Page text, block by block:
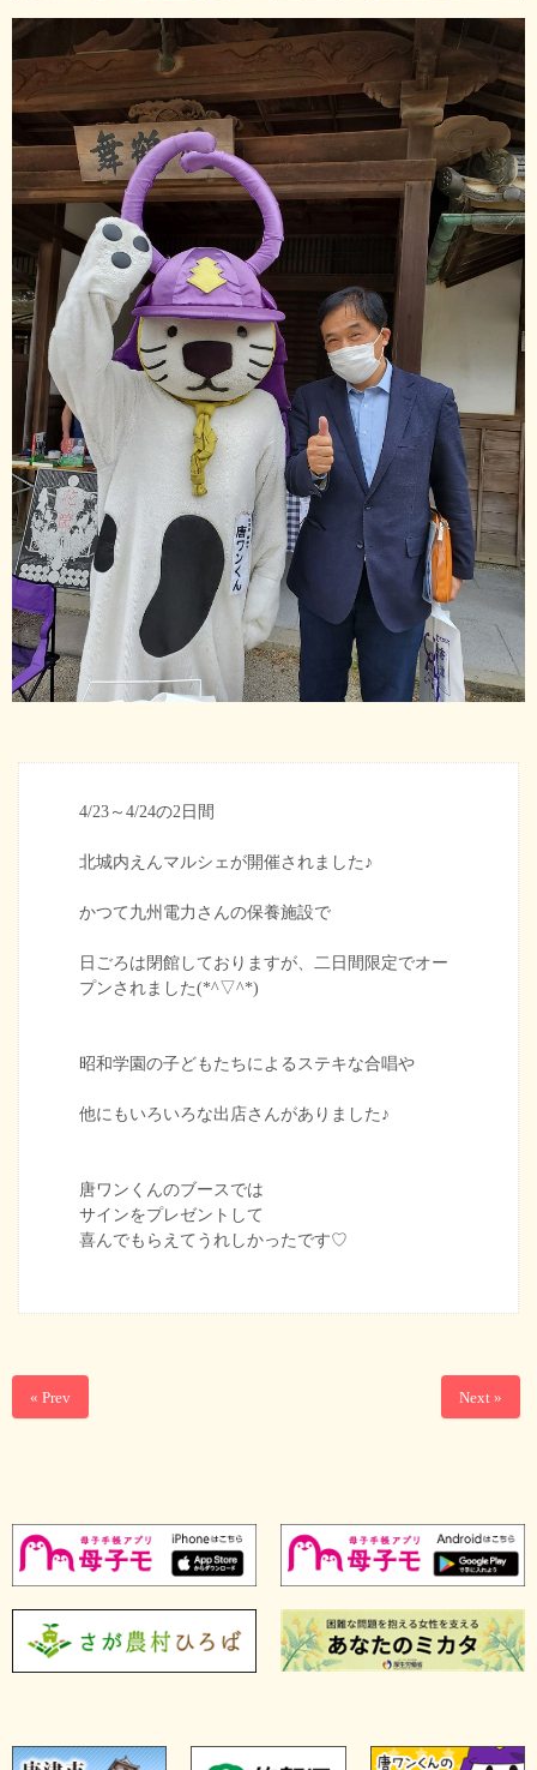
4/23～4/24の2日間
北城内えんマルシェが開催されました♪
かつて九州電力さんの保養施設で
日ごろは閉館しておりますが、二日間限定でオー
プンされました(*^▽^*)
昭和学園の子どもたちによるステキな合唱や
他にもいろいろな出店さんがありました♪
唐ワンくんのブースでは
サインをプレゼントして
喜んでもらえてうれしかったです♡
« Prev Next »